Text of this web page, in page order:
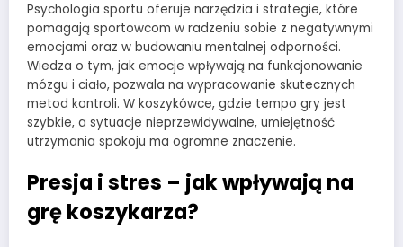
Psychologia sportu oferuje narzędzia i strategie, które
pomagają sportowcom w radzeniu sobie z negatywnymi
emocjami oraz w budowaniu mentalnej odporności.
Wiedza o tym, jak emocje wpływają na funkcjonowanie
mózgu i ciało, pozwala na wypracowanie skutecznych
metod kontroli. W koszykówce, gdzie tempo gry jest
szybkie, a sytuacje nieprzewidywalne, umiejętność
utrzymania spokoju ma ogromne znaczenie.
Presja i stres – jak wpływają na
grę koszykarza?